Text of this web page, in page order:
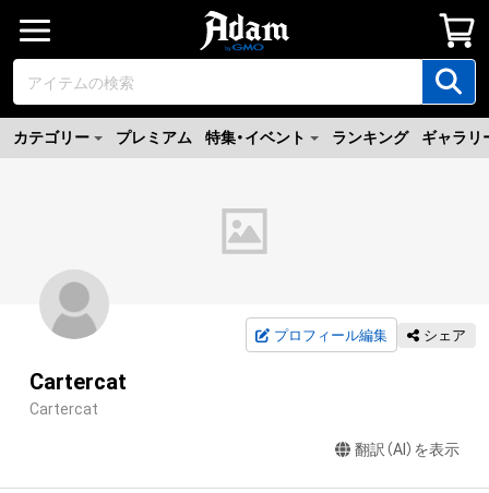
カテゴリー プレミアム 特集・イベント ランキング ギャラリ
プロフィール編集 シェア
Cartercat
Cartercat
翻訳（AI）を表示